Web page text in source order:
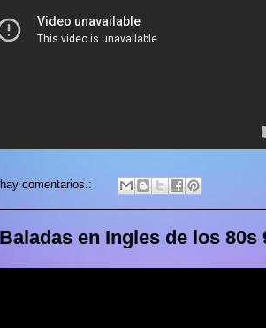
comentarios.:
en Ingles de los